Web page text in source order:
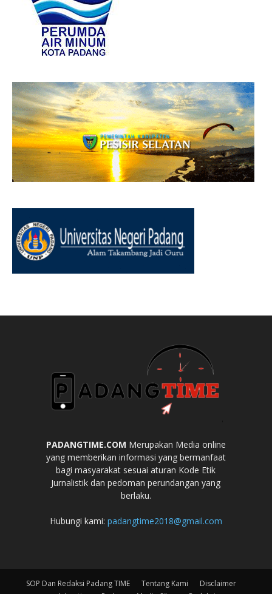
PADANGTIME.COM Merupakan Media online
yang memberikan informasi yang bermanfaat
bagi masyarakat sesuai aturan Kode Etik
Jurnalistik dan pedoman perundangan yang
berlaku.
Hubungi kami: padangtime2018@gmail.com
SOP Dan Redaksi Padang TIME Tentang Kami
Disclaimer